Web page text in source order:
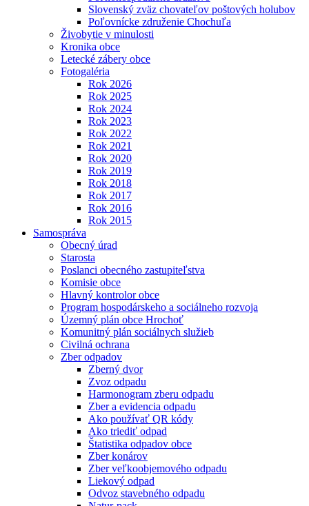
Slovenský zväz chovateľov poštových holubov
Poľovnícke združenie Chochuľa
Živobytie v minulosti
Kronika obce
Letecké zábery obce
Fotogaléria
Rok 2026
Rok 2025
Rok 2024
Rok 2023
Rok 2022
Rok 2021
Rok 2020
Rok 2019
Rok 2018
Rok 2017
Rok 2016
Rok 2015
Samospráva
Obecný úrad
Starosta
Poslanci obecného zastupiteľstva
Komisie obce
Hlavný kontrolor obce
Program hospodárskeho a sociálneho rozvoja
Územný plán obce Hrochoť
Komunitný plán sociálnych služieb
Civilná ochrana
Zber odpadov
Zberný dvor
Zvoz odpadu
Harmonogram zberu odpadu
Zber a evidencia odpadu
Ako používať QR kódy
Ako triediť odpad
Štatistika odpadov obce
Zber konárov
Zber veľkoobjemového odpadu
Liekový odpad
Odvoz stavebného odpadu